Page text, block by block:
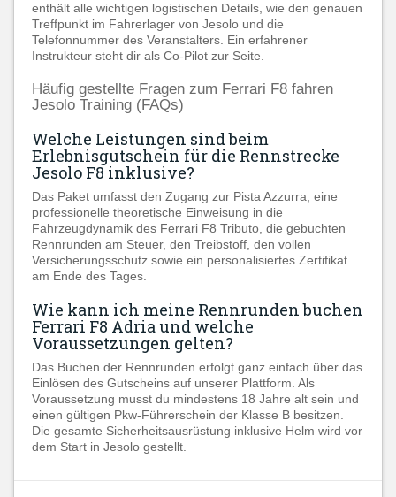
enthält alle wichtigen logistischen Details, wie den genauen
Treffpunkt im Fahrerlager von Jesolo und die
Telefonnummer des Veranstalters. Ein erfahrener
Instrukteur steht dir als Co-Pilot zur Seite.
Häufig gestellte Fragen zum Ferrari F8 fahren
Jesolo Training (FAQs)
Welche Leistungen sind beim
Erlebnisgutschein für die Rennstrecke
Jesolo F8 inklusive?
Das Paket umfasst den Zugang zur Pista Azzurra, eine
professionelle theoretische Einweisung in die
Fahrzeugdynamik des Ferrari F8 Tributo, die gebuchten
Rennrunden am Steuer, den Treibstoff, den vollen
Versicherungsschutz sowie ein personalisiertes Zertifikat
am Ende des Tages.
Wie kann ich meine Rennrunden buchen
Ferrari F8 Adria und welche
Voraussetzungen gelten?
Das Buchen der Rennrunden erfolgt ganz einfach über das
Einlösen des Gutscheins auf unserer Plattform. Als
Voraussetzung musst du mindestens 18 Jahre alt sein und
einen gültigen Pkw-Führerschein der Klasse B besitzen.
Die gesamte Sicherheitsausrüstung inklusive Helm wird vor
dem Start in Jesolo gestellt.